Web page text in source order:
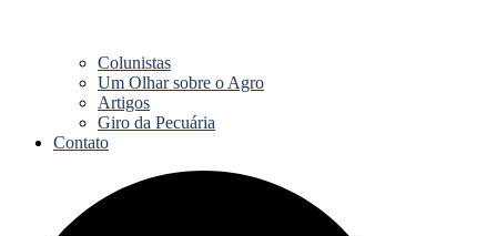
Colunistas
Um Olhar sobre o Agro
Artigos
Giro da Pecuária
Contato